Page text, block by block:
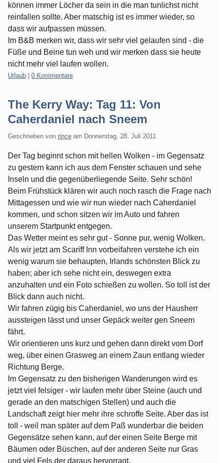
können immer Löcher da sein in die man tunlichst nicht
reinfallen sollte. Aber matschig ist es immer wieder, so
dass wir aufpassen müssen.
Im B&B merken wir, dass wir sehr viel gelaufen sind - die
Füße und Beine tun weh und wir merken dass sie heute
nicht mehr viel laufen wollen.
Kategorien:
Urlaub 0 Kommentare
The Kerry Way: Tag 11: Von
Caherdaniel nach Sneem
Geschrieben von rince am Donnerstag, 28. Juli 2011
Der Tag beginnt schon mit hellen Wolken - im Gegensatz
zu gestern kann ich aus dem Fenster schauen und sehe
Inseln und die gegenüberliegende Seite. Sehr schön!
Beim Frühstück klären wir auch noch rasch die Frage nach
Mittagessen und wie wir nun wieder nach Caherdaniel
kommen, und schon sitzen wir im Auto und fahren
unserem Startpunkt entgegen.
Das Wetter meint es sehr gut - Sonne pur, wenig Wolken.
Als wir jetzt am Scariff Inn vorbeifahren verstehe ich ein
wenig warum sie behaupten, Irlands schönsten Blick zu
haben; aber ich sehe nicht ein, deswegen extra
anzuhalten und ein Foto schießen zu wollen. So toll ist der
Blick dann auch nicht.
Wir fahren zügig bis Caherdaniel, wo uns der Hausherr
aussteigen lässt und unser Gepäck weiter gen Sneem
fährt.
Wir orientieren uns kurz und gehen dann direkt vom Dorf
weg, über einen Grasweg an einem Zaun entlang wieder
Richtung Berge.
Im Gegensatz zu den bisherigen Wanderungen wird es
jetzt viel felsiger - wir laufen mehr über Steine (auch und
gerade an den matschigen Stellen) und auch die
Landschaft zeigt hier mehr ihre schroffe Seite. Aber das ist
toll - weil man später auf dem Paß wunderbar die beiden
Gegensätze sehen kann, auf der einen Seite Berge mit
Bäumen oder Büschen, auf der anderen Seite nur Gras
und viel Fels der daraus hervorragt.